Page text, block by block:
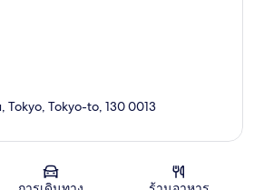
แผนที่
Tokyo, Tokyo-to, 130 0013